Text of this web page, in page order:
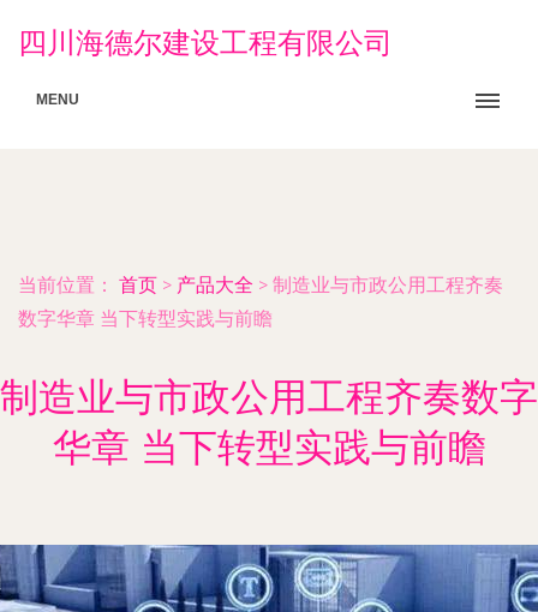
四川海德尔建设工程有限公司
MENU
当前位置： 首页 > 产品大全 > 制造业与市政公用工程齐奏
数字华章 当下转型实践与前瞻
制造业与市政公用工程齐奏数字
华章 当下转型实践与前瞻